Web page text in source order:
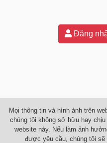
Đăng
Mọi thông tin và hình ảnh trên
chúng tôi không sở hữu hay
website này. Nếu làm ảnh
được yêu cầu, chúng tôi